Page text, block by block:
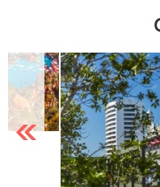
Previous